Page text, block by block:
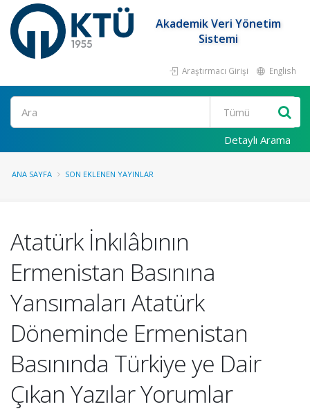
Akademik Veri Yönetim
Sistemi
Araştırmacı Girişi English
Ara
Detaylı Arama
ANA SAYFA SON EKLENEN YAYINLAR
Atatürk İnkılâbının
Ermenistan Basınına
Yansımaları Atatürk
Döneminde Ermenistan
Basınında Türkiye ye Dair
Çıkan Yazılar Yorumlar